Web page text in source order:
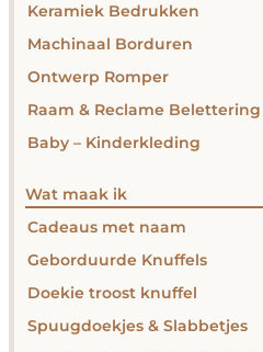
Keramiek Bedrukken
Machinaal Borduren
Ontwerp Romper
Raam & Reclame Belettering
Baby – Kinderkleding
Wat maak ik
Cadeaus met naam
Geborduurde Knuffels
Doekie troost knuffel
Spuugdoekjes & Slabbetjes